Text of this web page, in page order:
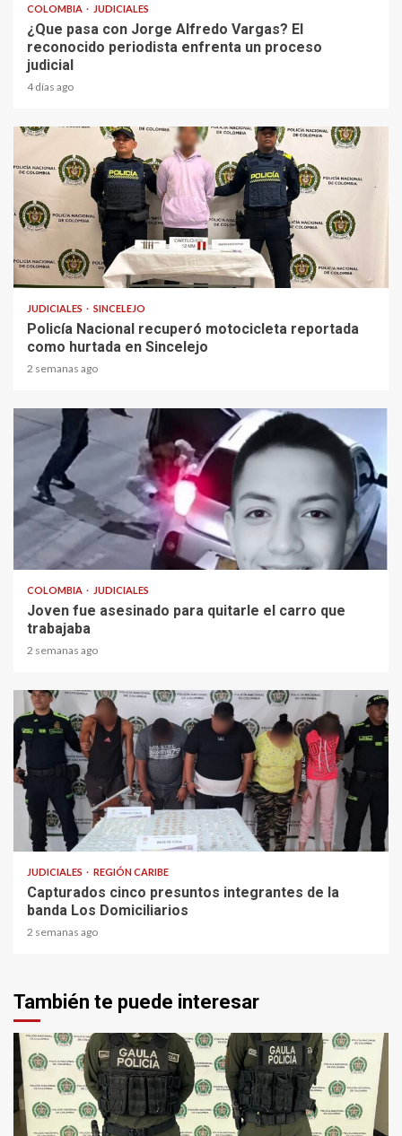
COLOMBIA JUDICIALES
¿Que pasa con Jorge Alfredo Vargas? El
reconocido periodista enfrenta un proceso
judicial
4 días ago
1 min read
JUDICIALES SINCELEJO
Policía Nacional recuperó motocicleta reportada
como hurtada en Sincelejo
2 semanas ago
2 min read
COLOMBIA JUDICIALES
Joven fue asesinado para quitarle el carro que
trabajaba
2 semanas ago
1 min read
JUDICIALES REGIÓN CARIBE
Capturados cinco presuntos integrantes de la
banda Los Domiciliarios
2 semanas ago
También te puede interesar